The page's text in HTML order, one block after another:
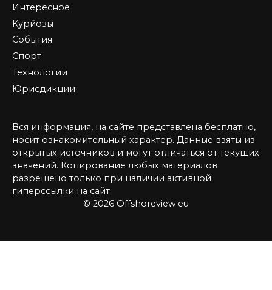
Интересное
Курйозы
События
Спорт
Технологии
Юрисдикции
Вся информация, на сайте представлена бесплатно,
носит ознакомительный характер. Данные взяты из
открытых источников и могут отличаться от текущих
значений. Копирование любых материалов
разрешено только при наличии активной
гиперссылки на сайт.
© 2026 Offshoreview.eu